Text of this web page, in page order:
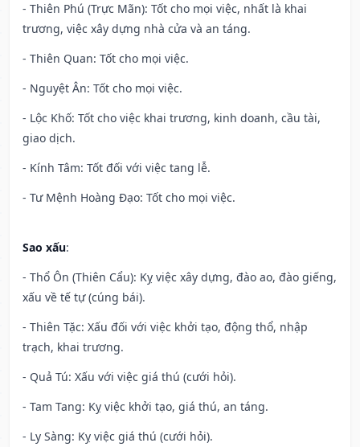
- Thiên Phú (Trực Mãn): Tốt cho mọi việc, nhất là khai
trương, việc xây dựng nhà cửa và an táng.
- Thiên Quan: Tốt cho mọi việc.
- Nguyệt Ân: Tốt cho mọi việc.
- Lộc Khố: Tốt cho việc khai trương, kinh doanh, cầu tài,
giao dịch.
- Kính Tâm: Tốt đối với việc tang lễ.
- Tư Mệnh Hoàng Đạo: Tốt cho mọi việc.
Sao xấu:
- Thổ Ôn (Thiên Cẩu): Kỵ việc xây dựng, đào ao, đào giếng,
xấu về tế tự (cúng bái).
- Thiên Tặc: Xấu đối với việc khởi tạo, động thổ, nhập
trạch, khai trương.
- Quả Tú: Xấu với việc giá thú (cưới hỏi).
- Tam Tang: Kỵ việc khởi tạo, giá thú, an táng.
- Ly Sàng: Kỵ việc giá thú (cưới hỏi).